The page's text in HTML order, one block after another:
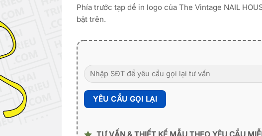
Phía trước tạp dề in logo của The Vintage NAIL
bật trên.